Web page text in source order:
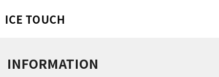
ICE TOUCH
INFORMATION